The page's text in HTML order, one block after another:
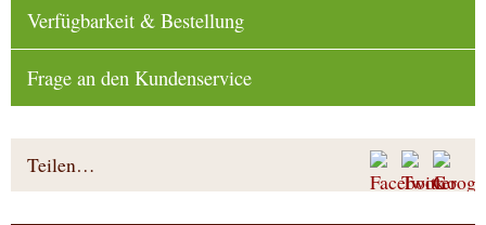
Verfügbarkeit & Bestellung
Frage an den Kundenservice
Teilen…